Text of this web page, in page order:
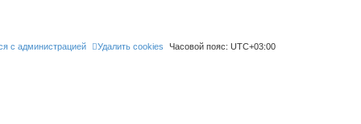
Часовой пояс: UTC+03:00
Удалить cookies
с администрацией